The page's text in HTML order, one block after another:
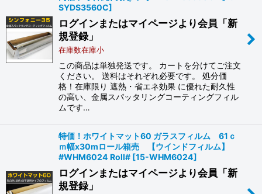
SYDS3560C]
ログインまたはマイページより会員「新
規登録」
在庫数在庫小
この商品は単独発送です。 カートを分けてご注文
ください。 送料はそれぞれ必要です。 処分価
格！在庫限り 遮熱・省エネ効果 に優れた耐久性
の高い、金属スパッタリングコーティングフィル
ムです…
特価！ホワイトマット60 ガラスフィルム 61ｃ
ｍ幅x30mロール箱売 【ウインドフィルム】
#WHM6024 Roll# [15-WHM6024]
ログインまたはマイページより会員「新
規登録」